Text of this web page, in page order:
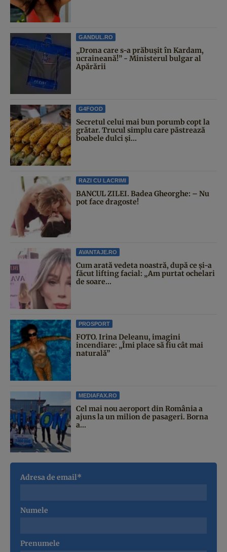
GANDUL.RO
„Drona care s-a prăbușit în Kardam,
ucraineană!” - Ministerul bulgar al
Apărării
G4FOOD
Secretul celui mai bun porumb copt la
grătar. Trucul simplu care păstrează
boabele dulci și...
RAZI CU LACRIMI
BANCUL ZILEI. Badea Gheorghe: – Nu
pot face dragoste!
AVANTAJE.RO
Cum arată vedeta noastră, după ce și-a
făcut lifting facial: „Am purtat ochelari
de soare...
PROSPORT
FOTO. Irina Deleanu, imagini
incendiare: „Îmi place să fiu cât mai
naturală”
MEDIAFAX.RO
Cel mai nou aeroport din România a
ajuns la un milion de pasageri. Borna
a...
Adresa de email*
Numele
Prenumele